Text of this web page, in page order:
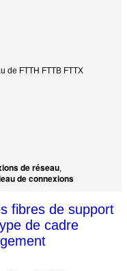
de FTTH FTTB FTTX
de réseau,
de connexions
fibres de support
de cadre